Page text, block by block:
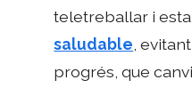
teletreballar i
saludable,
progrés, que